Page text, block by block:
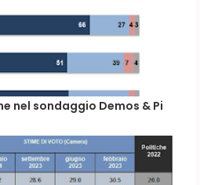
nel sondaggio Demos & Pi